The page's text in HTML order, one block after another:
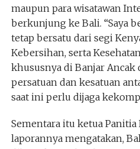
maupun para wisatawan
berkunjung ke Bali. “Saya
tetap bersatu dari segi
Kebersihan, serta
khususnya di Banjar
persatuan dan kesatuan
saat ini perlu dijaga
Sementara itu ketua Panitia
laporannya mengatakan,